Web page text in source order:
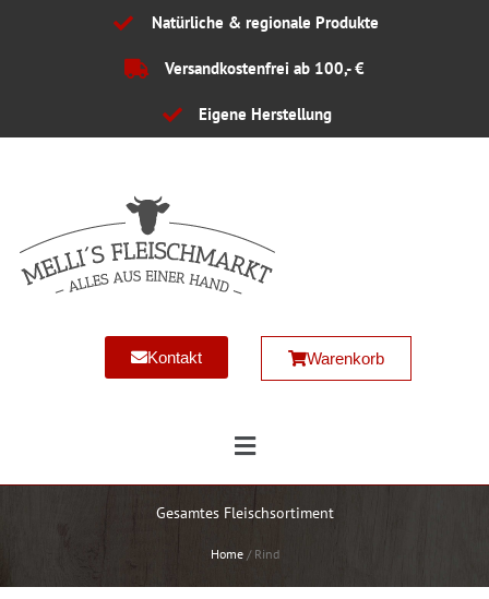
Natürliche & regionale Produkte
Versandkostenfrei ab 100,- €
Eigene Herstellung
Kontakt Warenkorb
Main
Gesamtes Fleischsortiment
Home/ Rind